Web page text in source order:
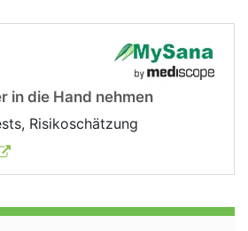
in die Hand nehmen
Risikoschätzung